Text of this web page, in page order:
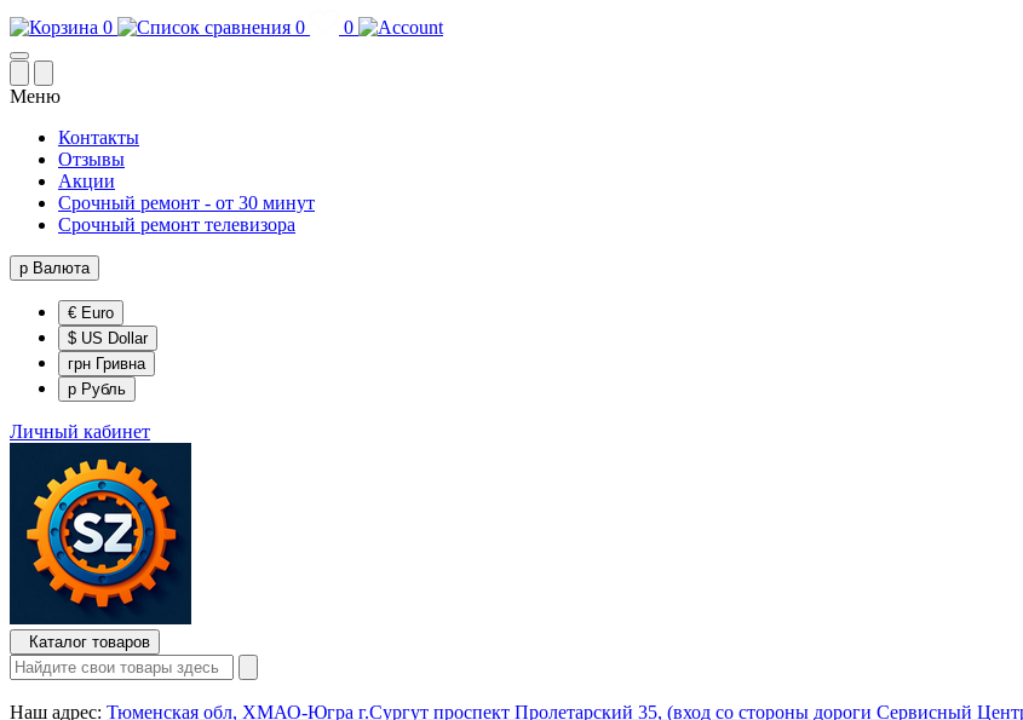
0 0 0
Меню
Контакты
Отзывы
Акции
Срочный ремонт - от 30 минут
Срочный ремонт телевизора
р Валюта
€ Euro
$ US Dollar
грн Гривна
р Рубль
Личный кабинет
Каталог товаров
Наш адрес: Тюменская обл, ХМАО-Югра г.Сургут проспект Пролетарский 35, (вход со стороны дороги Сервисный